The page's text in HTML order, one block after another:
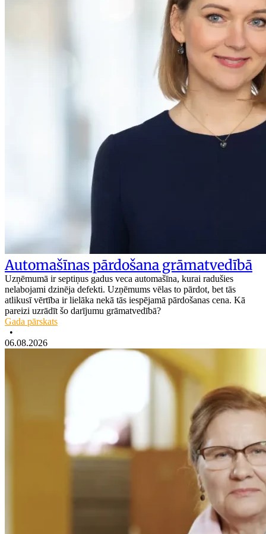
Automašīnas pārdošana grāmatvedībā
Uzņēmumā ir septiņus gadus veca automašīna, kurai radušies
nelabojami dzinēja defekti. Uzņēmums vēlas to pārdot, bet tās
atlikusī vērtība ir lielāka nekā tās iespējamā pārdošanas cena. Kā
pareizi uzrādīt šo darījumu grāmatvedībā?
Gada pārskats
•
06.08.2026